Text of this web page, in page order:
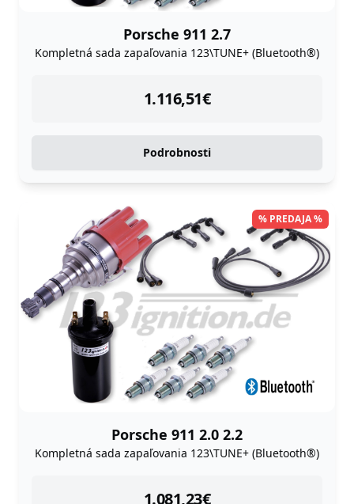
Porsche 911 2.7
Kompletná sada zapaľovania 123\TUNE+ (Bluetooth®)
1.116,51€
instock
Podrobnosti
% PREDAJA %
Porsche 911 2.0 2.2
Kompletná sada zapaľovania 123\TUNE+ (Bluetooth®)
1.081,23€
instock